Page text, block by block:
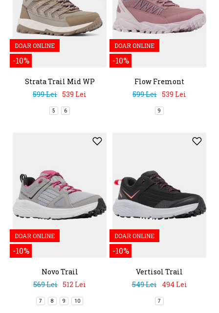
DOAR ONLINE
-10%
Strata Trail Mid WP
599 Lei 539 Lei
5 6
DOAR ONLINE
-10%
Flow Fremont
599 Lei 539 Lei
9
DOAR ONLINE
-10%
Novo Trail
569 Lei 512 Lei
7 8 9 10
DOAR ONLINE
-10%
Vertisol Trail
549 Lei
494 Lei
7